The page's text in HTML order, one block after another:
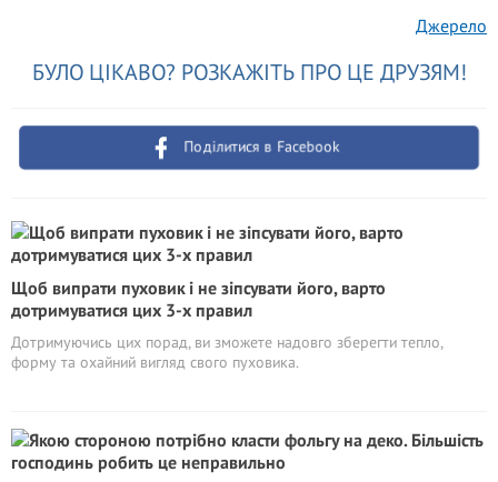
Джерело
БУЛО ЦІКАВО? РОЗКАЖІТЬ ПРО ЦЕ ДРУЗЯМ!
Поділитися в Facebook
Щоб випрати пуховик і не зіпсувати його, варто
дотримуватися цих 3-х правил
Дотримуючись цих порад, ви зможете надовго зберегти тепло,
форму та охайний вигляд свого пуховика.